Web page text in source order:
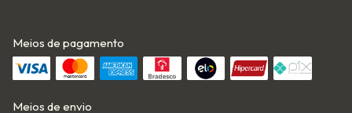
Meios de pagamento
Meios de envio